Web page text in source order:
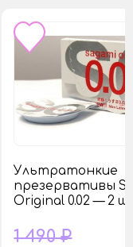
Ультратонкие
презервативы
Original 0.02 — 2
1 490 ₽